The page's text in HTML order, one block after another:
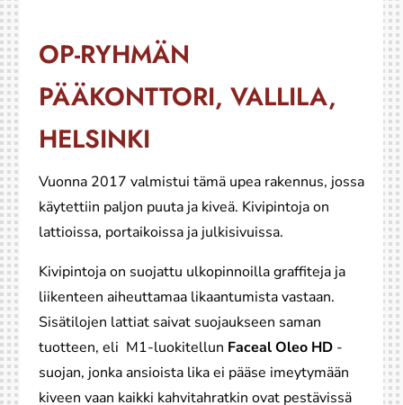
OP-RYHMÄN
PÄÄKONTTORI, VALLILA,
HELSINKI
Vuonna 2017 valmistui tämä upea rakennus, jossa
käytettiin paljon puuta ja kiveä. Kivipintoja on
lattioissa, portaikoissa ja julkisivuissa.
Kivipintoja on suojattu ulkopinnoilla graffiteja ja
liikenteen aiheuttamaa likaantumista vastaan.
Sisätilojen lattiat saivat suojaukseen saman
tuotteen, eli M1-luokitellun Faceal Oleo HD-
suojan, jonka ansioista lika ei pääse imeytymään
kiveen vaan kaikki kahvitahratkin ovat pestävissä